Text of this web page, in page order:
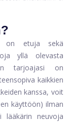
on etuja sekä
yllä olevasta
tarjoajasi on
kaikkien
kanssa, voit
käyttöön) ilman
lääkärin neuvoja